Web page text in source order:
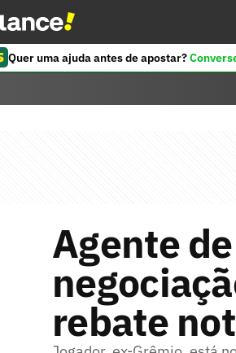
Quer uma ajuda antes de apostar?
Agente
rebate